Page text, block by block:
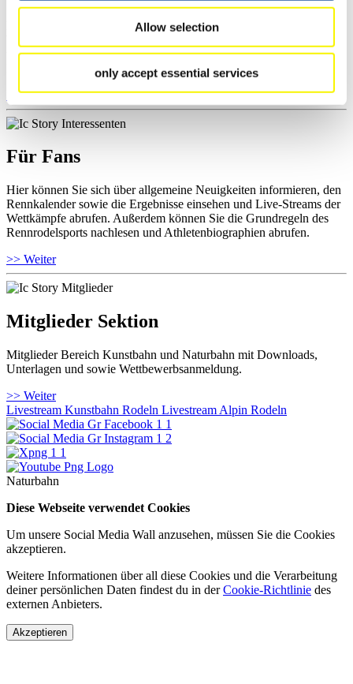
Allow selection
only accept essential services
Hier können Sie das aktuelle Regelwerk sowie Richtlinien zu
und Informationen zu Wettkämpfen abrufen. Außerdem können Sie
Ihre Athletenbiographie ansehen.
>> Weiter
Für Fans
Hier können Sie sich über allgemeine Neuigkeiten informieren, den
Rennkalender sowie die Ergebnisse einsehen und Live-Streams der
Wettkämpfe abrufen. Außerdem können Sie die Grundregeln des
Rennrodelsports nachlesen und Athletenbiographien abrufen.
>> Weiter
Mitglieder Sektion
Mitglieder Bereich Kunstbahn und Naturbahn mit Downloads,
Unterlagen und sowie Wettbewerbsanmeldung.
>> Weiter
Livestream Kunstbahn Rodeln Livestream Alpin Rodeln
Naturbahn
Diese Webseite verwendet Cookies
Um unsere Social Media Wall anzusehen, müssen Sie die Cookies
akzeptieren.
Weitere Informationen über all diese Cookies und die Verarbeitung
deiner persönlichen Daten findest du in derCookie-Richtlinie des
externen Anbieters.
Akzeptieren